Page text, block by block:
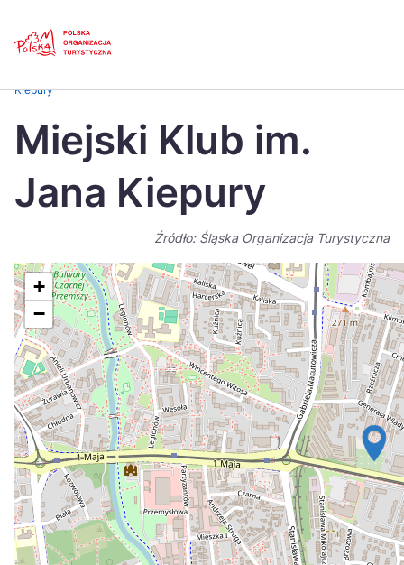
Česká
Dansk
Italiano
Nederlands 日本
Português
Suomi
Україна
Zamknij
Kiepury
Miejski Klub im.
Jana Kiepury
Źródło: Śląska Organizacja Turystyczna
+
−